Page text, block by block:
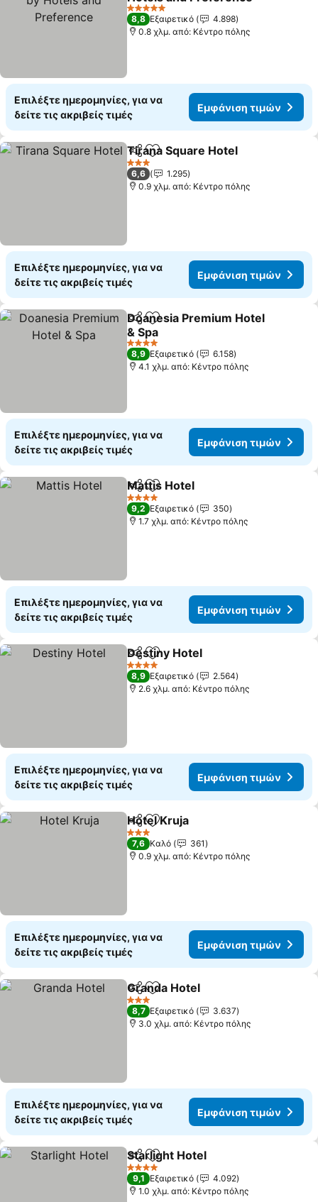
5 Αστέρια
8,8 Εξαιρετικό
4.898
0.8 χλμ. από: Κέντρο πόλης
Επιλέξτε ημερομηνίες, για να
δείτε τις ακριβείς τιμές
Εμφάνιση τιμών
Κοινοποίηση
Προσθήκη στα αγαπημένα
Tirana Square Hotel
3 Αστέρια
6,6
1.295
0.9 χλμ. από: Κέντρο πόλης
Επιλέξτε ημερομηνίες, για να
δείτε τις ακριβείς τιμές
Εμφάνιση τιμών
Κοινοποίηση
Προσθήκη στα αγαπημένα
Doanesia Premium Hotel
& Spa
4 Αστέρια
8,9 Εξαιρετικό
6.158
4.1 χλμ. από: Κέντρο πόλης
Επιλέξτε ημερομηνίες, για να
δείτε τις ακριβείς τιμές
Εμφάνιση τιμών
Κοινοποίηση
Προσθήκη στα αγαπημένα
Mattis Hotel
4 Αστέρια
9,2 Εξαιρετικό
350
1.7 χλμ. από: Κέντρο πόλης
Επιλέξτε ημερομηνίες, για να
δείτε τις ακριβείς τιμές
Εμφάνιση τιμών
Κοινοποίηση
Προσθήκη στα αγαπημένα
Destiny Hotel
4 Αστέρια
8,9 Εξαιρετικό
2.564
2.6 χλμ. από: Κέντρο πόλης
Επιλέξτε ημερομηνίες, για να
δείτε τις ακριβείς τιμές
Εμφάνιση τιμών
Κοινοποίηση
Προσθήκη στα αγαπημένα
Hotel Kruja
3 Αστέρια
7,6 Καλό
361
0.9 χλμ. από: Κέντρο πόλης
Επιλέξτε ημερομηνίες, για να
δείτε τις ακριβείς τιμές
Εμφάνιση τιμών
Κοινοποίηση
Προσθήκη στα αγαπημένα
Granda Hotel
3 Αστέρια
8,7 Εξαιρετικό
3.637
3.0 χλμ. από: Κέντρο πόλης
Επιλέξτε ημερομηνίες, για να
δείτε τις ακριβείς τιμές
Εμφάνιση τιμών
Κοινοποίηση
Προσθήκη στα αγαπημένα
Starlight Hotel
4 Αστέρια
9,1 Εξαιρετικό
4.092
1.0 χλμ. από: Κέντρο πόλης